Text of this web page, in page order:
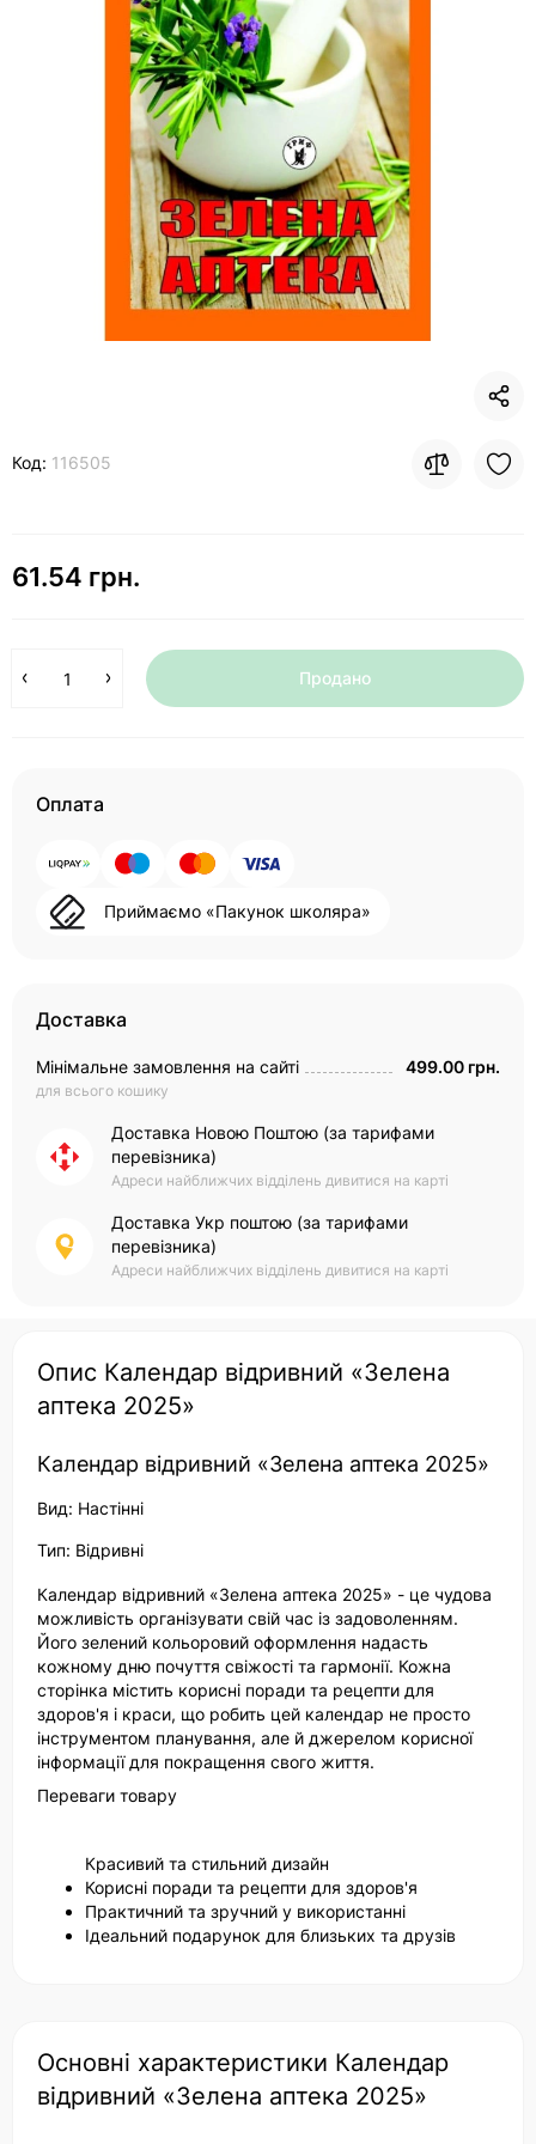
Код: 116505
61.54 грн.
Продано
Оплата
Приймаємо «Пакунок школяра»
Доставка
Мінімальне замовлення на сайті
для всього кошику
499.00 грн.
Доставка Новою Поштою (за тарифами
перевізника)
Адреси найближчих відділень дивитися на карті
Доставка Укр поштою (за тарифами
перевізника)
Адреси найближчих відділень дивитися на карті
Опис Календар відривний «Зелена
аптека 2025»
Календар відривний «Зелена аптека 2025»
Вид: Настінні
Тип: Відривні
Календар відривний «Зелена аптека 2025» - це чудова
можливість організувати свій час із задоволенням.
Його зелений кольоровий оформлення надасть
кожному дню почуття свіжості та гармонії. Кожна
сторінка містить корисні поради та рецепти для
здоров'я і краси, що робить цей календар не просто
інструментом планування, але й джерелом корисної
інформації для покращення свого життя.
Переваги товару
Красивий та стильний дизайн
Корисні поради та рецепти для здоров'я
Практичний та зручний у використанні
Ідеальний подарунок для близьких та друзів
Основні характеристики Календар
відривний «Зелена аптека 2025»